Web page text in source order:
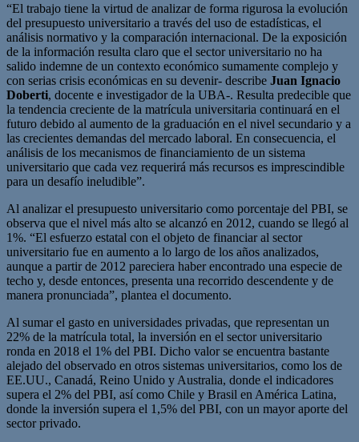
“El trabajo tiene la virtud de analizar de forma rigurosa la evolución
del presupuesto universitario a través del uso de estadísticas, el
análisis normativo y la comparación internacional. De la exposición
de la información resulta claro que el sector universitario no ha
salido indemne de un contexto económico sumamente complejo y
con serias crisis económicas en su devenir- describe Juan Ignacio
Doberti, docente e investigador de la UBA-. Resulta predecible que
la tendencia creciente de la matrícula universitaria continuará en el
futuro debido al aumento de la graduación en el nivel secundario y a
las crecientes demandas del mercado laboral. En consecuencia, el
análisis de los mecanismos de financiamiento de un sistema
universitario que cada vez requerirá más recursos es imprescindible
para un desafío ineludible”.
Al analizar el presupuesto universitario como porcentaje del PBI, se
observa que el nivel más alto se alcanzó en 2012, cuando se llegó al
1%. “El esfuerzo estatal con el objeto de financiar al sector
universitario fue en aumento a lo largo de los años analizados,
aunque a partir de 2012 pareciera haber encontrado una especie de
techo y, desde entonces, presenta una recorrido descendente y de
manera pronunciada”, plantea el documento.
Al sumar el gasto en universidades privadas, que representan un
22% de la matrícula total, la inversión en el sector universitario
ronda en 2018 el 1% del PBI. Dicho valor se encuentra bastante
alejado del observado en otros sistemas universitarios, como los de
EE.UU., Canadá, Reino Unido y Australia, donde el indicadores
supera el 2% del PBI, así como Chile y Brasil en América Latina,
donde la inversión supera el 1,5% del PBI, con un mayor aporte del
sector privado.